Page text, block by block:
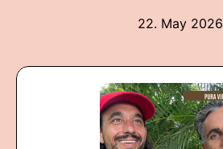
22. May 2026